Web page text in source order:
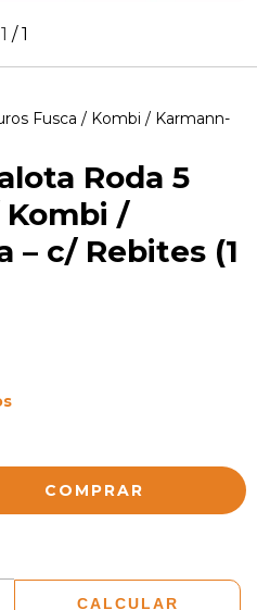
1 /1
Fusca / Kombi / Karmann-
Roda 5
Kombi /
– c/ Rebites (1
CALCULAR